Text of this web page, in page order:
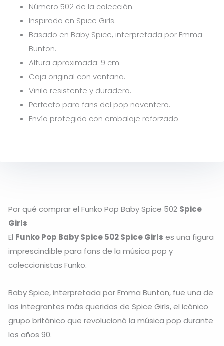
Número 502 de la colección.
Inspirado en Spice Girls.
Basado en Baby Spice, interpretada por Emma
Bunton.
Altura aproximada: 9 cm.
Caja original con ventana.
Vinilo resistente y duradero.
Perfecto para fans del pop noventero.
Envío protegido con embalaje reforzado.
Por qué comprar el Funko Pop Baby Spice 502 Spice
Girls
El Funko Pop Baby Spice 502 Spice Girls es una figura
imprescindible para fans de la música pop y
coleccionistas Funko.
Baby Spice, interpretada porEmma Bunton, fue una de
las integrantes más queridas de Spice Girls, el icónico
grupo británico que revolucionó la música pop durante
los años 90.